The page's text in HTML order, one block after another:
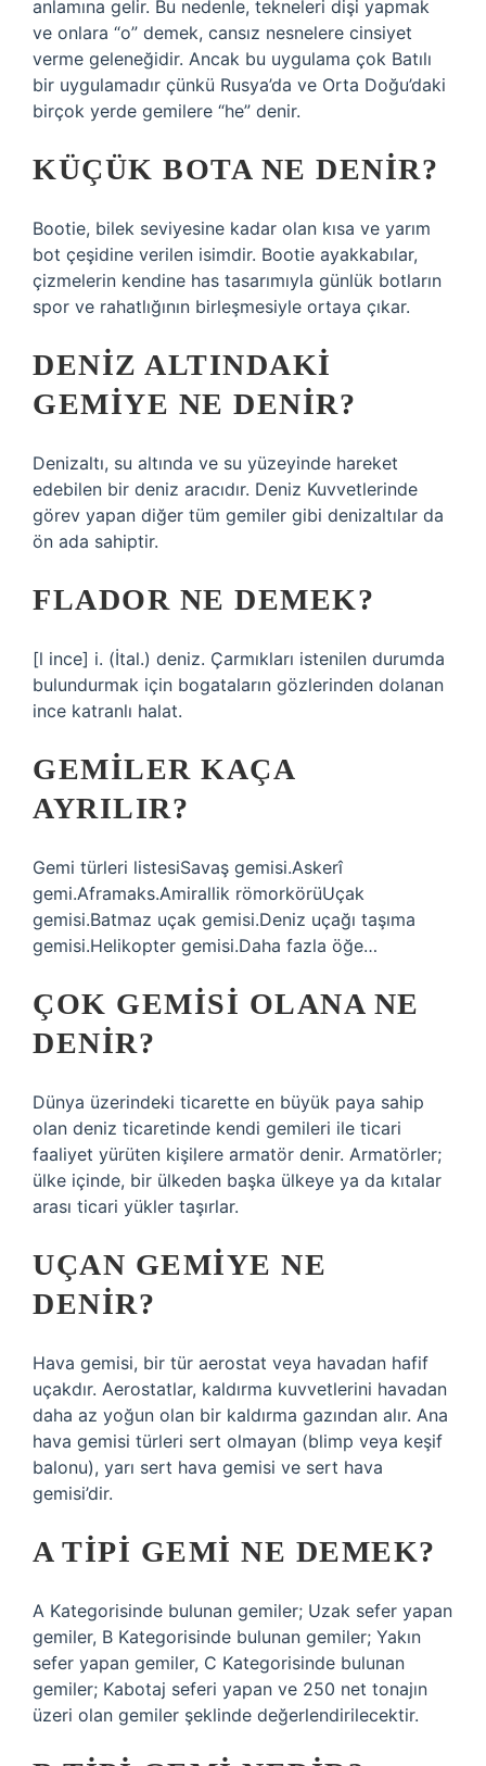
anlamına gelir. Bu nedenle, tekneleri dişi yapmak
ve onlara “o” demek, cansız nesnelere cinsiyet
verme geleneğidir. Ancak bu uygulama çok Batılı
bir uygulamadır çünkü Rusya’da ve Orta Doğu’daki
birçok yerde gemilere “he” denir.
KÜÇÜK BOTA NE DENIR?
Bootie, bilek seviyesine kadar olan kısa ve yarım
bot çeşidine verilen isimdir. Bootie ayakkabılar,
çizmelerin kendine has tasarımıyla günlük botların
spor ve rahatlığının birleşmesiyle ortaya çıkar.
DENIZ ALTINDAKI
GEMIYE NE DENIR?
Denizaltı, su altında ve su yüzeyinde hareket
edebilen bir deniz aracıdır. Deniz Kuvvetlerinde
görev yapan diğer tüm gemiler gibi denizaltılar da
ön ada sahiptir.
FLADOR NE DEMEK?
[l ince] i. (İtal.) deniz. Çarmıkları istenilen durumda
bulundurmak için bogataların gözlerinden dolanan
ince katranlı halat.
GEMILER KAÇA
AYRILIR?
Gemi türleri listesiSavaş gemisi.Askerî
gemi.Aframaks.Amirallik römorkörüUçak
gemisi.Batmaz uçak gemisi.Deniz uçağı taşıma
gemisi.Helikopter gemisi.Daha fazla öğe…
ÇOK GEMISI OLANA NE
DENIR?
Dünya üzerindeki ticarette en büyük paya sahip
olan deniz ticaretinde kendi gemileri ile ticari
faaliyet yürüten kişilere armatör denir. Armatörler;
ülke içinde, bir ülkeden başka ülkeye ya da kıtalar
arası ticari yükler taşırlar.
UÇAN GEMIYE NE
DENIR?
Hava gemisi, bir tür aerostat veya havadan hafif
uçakdır. Aerostatlar, kaldırma kuvvetlerini havadan
daha az yoğun olan bir kaldırma gazından alır. Ana
hava gemisi türleri sert olmayan (blimp veya keşif
balonu), yarı sert hava gemisi ve sert hava
gemisi’dir.
A TIPI GEMI NE DEMEK?
A Kategorisinde bulunan gemiler; Uzak sefer yapan
gemiler, B Kategorisinde bulunan gemiler; Yakın
sefer yapan gemiler, C Kategorisinde bulunan
gemiler; Kabotaj seferi yapan ve 250 net tonajın
üzeri olan gemiler şeklinde değerlendirilecektir.